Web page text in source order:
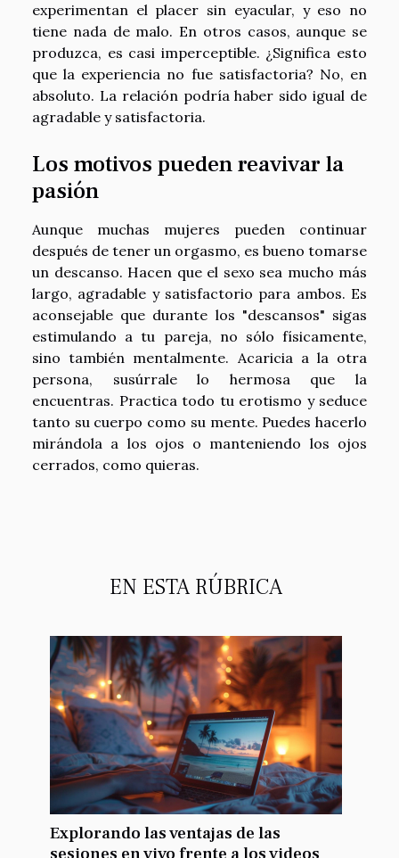
experimentan el placer sin eyacular, y eso no
tiene nada de malo. En otros casos, aunque se
produzca, es casi imperceptible. ¿Significa esto
que la experiencia no fue satisfactoria? No, en
absoluto. La relación podría haber sido igual de
agradable y satisfactoria.
Los motivos pueden reavivar la
pasión
Aunque muchas mujeres pueden continuar
después de tener un orgasmo, es bueno tomarse
un descanso. Hacen que el sexo sea mucho más
largo, agradable y satisfactorio para ambos. Es
aconsejable que durante los "descansos" sigas
estimulando a tu pareja, no sólo físicamente,
sino también mentalmente. Acaricia a la otra
persona, susúrrale lo hermosa que la
encuentras. Practica todo tu erotismo y seduce
tanto su cuerpo como su mente. Puedes hacerlo
mirándola a los ojos o manteniendo los ojos
cerrados, como quieras.
EN ESTA RÚBRICA
Explorando las ventajas de las
sesiones en vivo frente a los videos